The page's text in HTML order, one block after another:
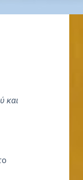
και